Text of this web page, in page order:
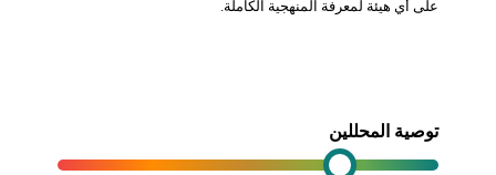
على أي هيئة لمعرفة المنهجية الكاملة.
توصية المحللين